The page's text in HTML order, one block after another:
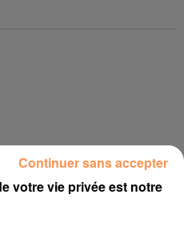
02 AVRIL 2018
votre vie privée est notre
Continuer sans accepter